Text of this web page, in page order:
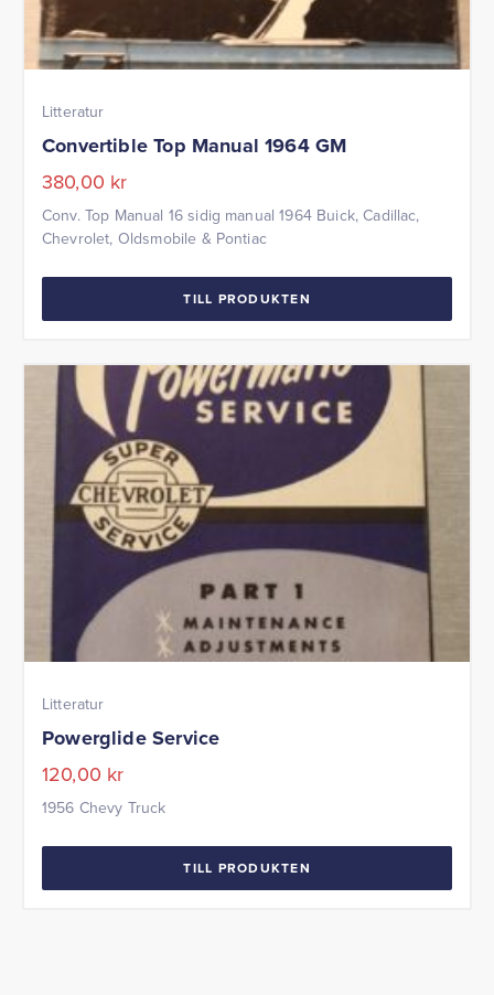
Litteratur
Convertible Top Manual 1964 GM
380,00 kr
Conv. Top Manual 16 sidig manual 1964 Buick, Cadillac,
Chevrolet, Oldsmobile & Pontiac
TILL PRODUKTEN
Litteratur
Powerglide Service
120,00 kr
1956 Chevy Truck
TILL PRODUKTEN